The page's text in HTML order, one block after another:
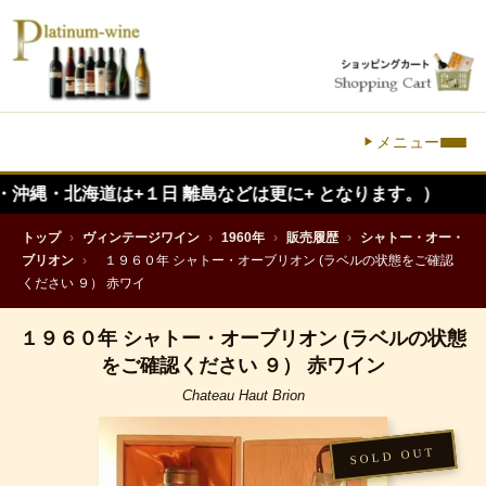
メニュー
+１日 離島などは更に+ となります。）
トップ › ヴィンテージワイン › 1960年 › 販売履歴 ›
シャトー・オー・
ブリオン ›
１９６０年 シャトー・オーブリオン (ラベルの状態をご確認
ください ９） 赤ワイ
１９６０年 シャトー・オーブリオン (ラベルの状態
をご確認ください ９） 赤ワイン
Chateau Haut Brion